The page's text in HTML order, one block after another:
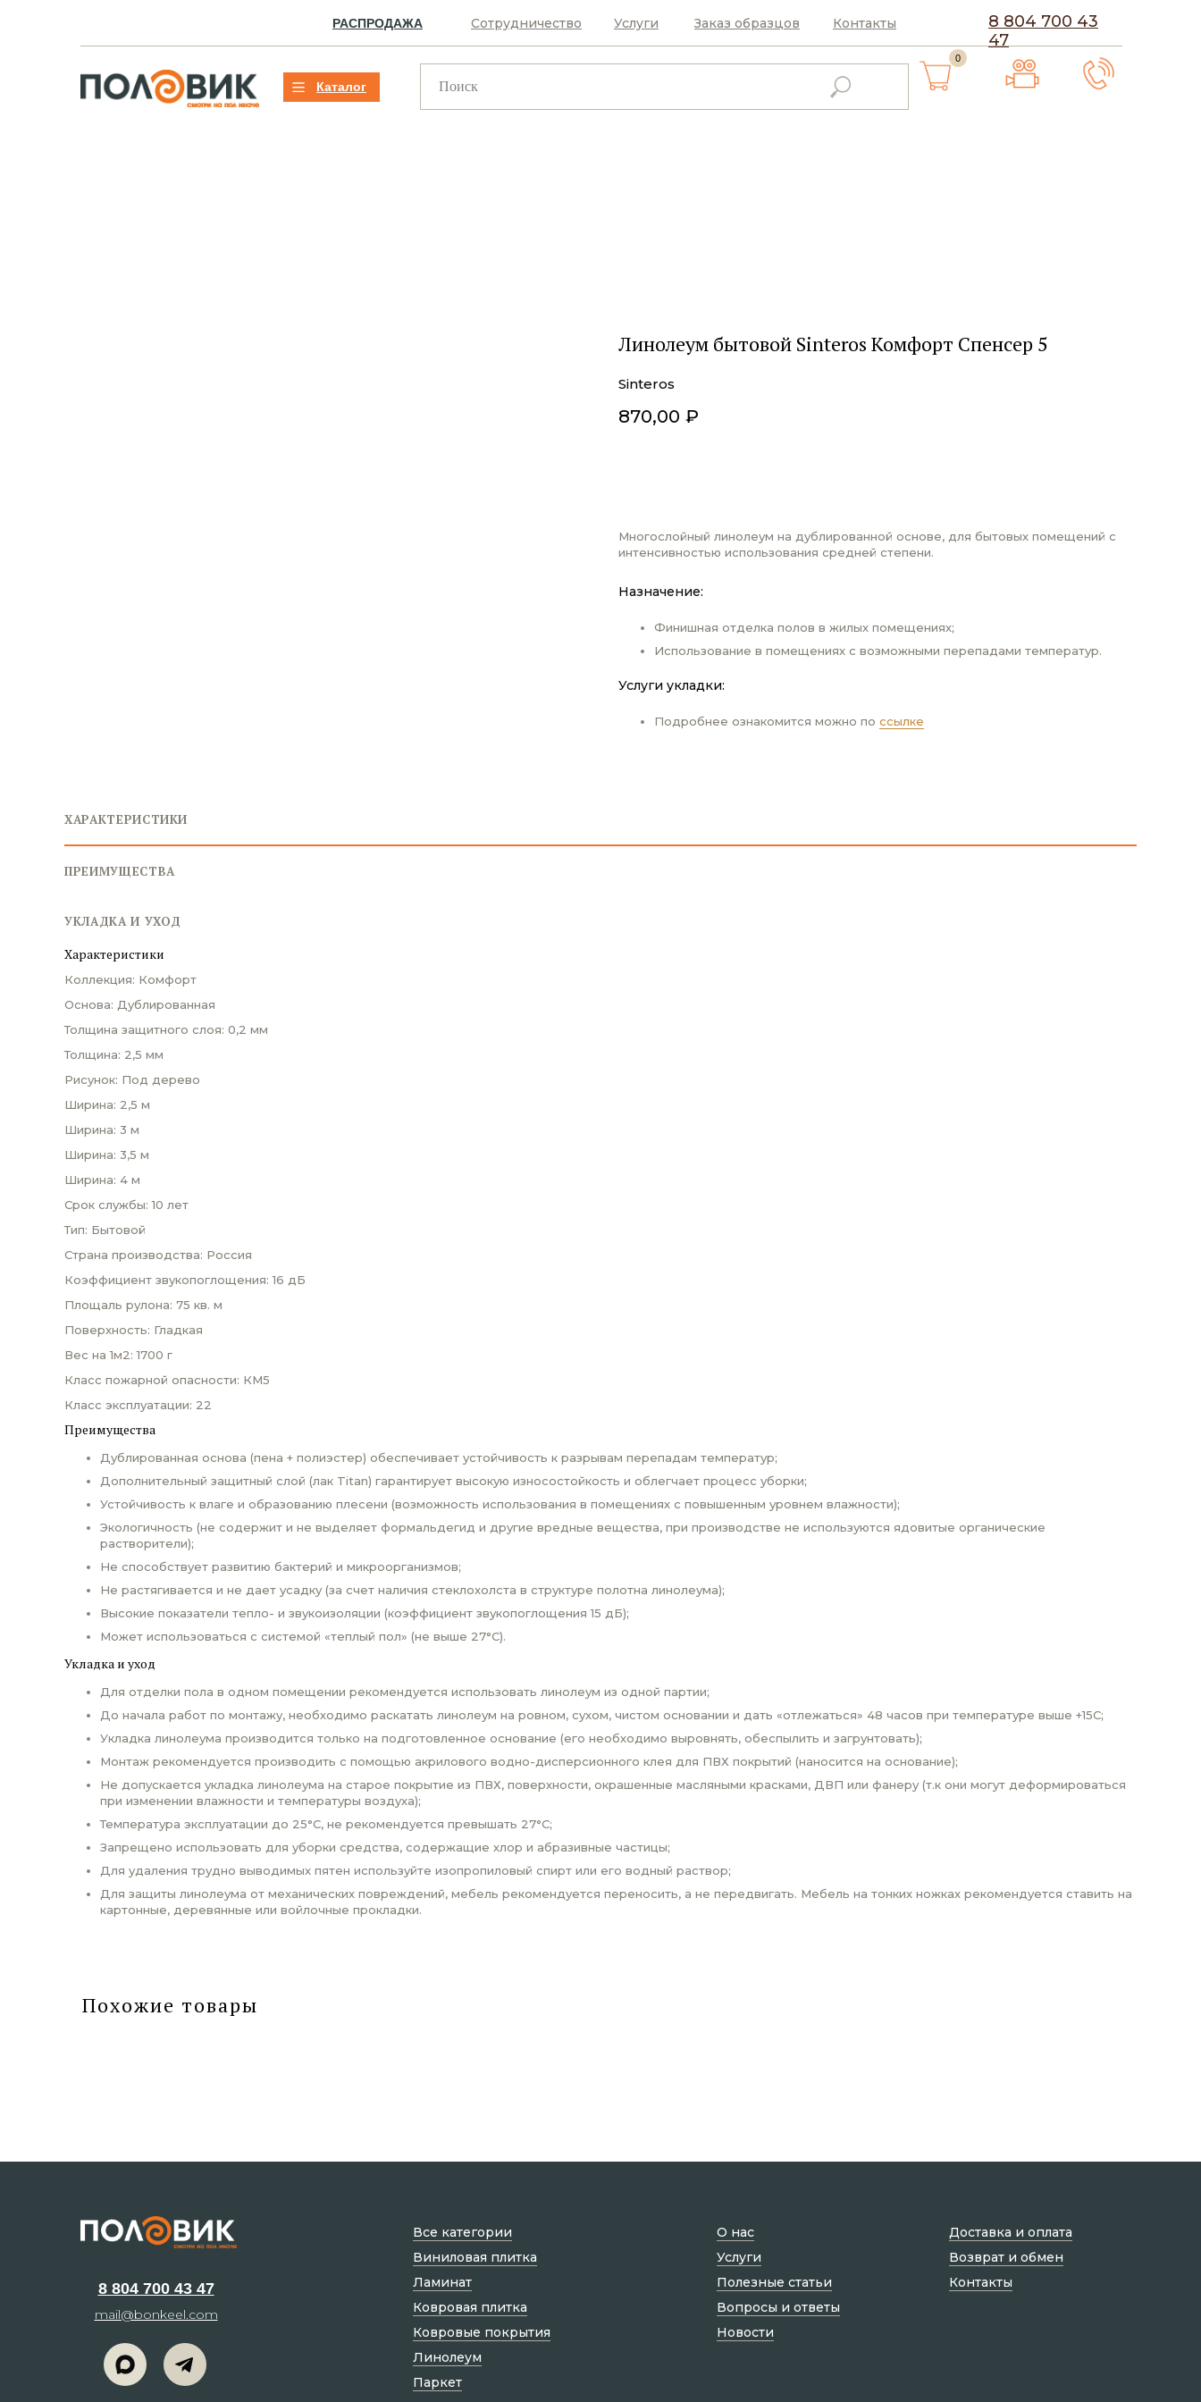
8 804 700 43
47
Услуги
Сотрудничество Контакты
Заказ образцов
РАСПРОДАЖА
0
Каталог
Линолеум бытовой Sinteros Комфорт Спенсер 5
Sinteros
870,00 ₽
Многослойный линолеум на дублированной основе, для бытовых помещений с
интенсивностью использования средней степени.
Назначение:
Финишная отделка полов в жилых помещениях;
Использование в помещениях с возможными перепадами температур.
Услуги укладки:
Подробнее ознакомится можно по ссылке
ХАРАКТЕРИСТИКИ
ПРЕИМУЩЕСТВА
УКЛАДКА И УХОД
Характеристики
Коллекция: Комфорт
Основа: Дублированная
Толщина защитного слоя: 0,2 мм
Толщина: 2,5 мм
Рисунок: Под дерево
Ширина: 2,5 м
Ширина: 3 м
Ширина: 3,5 м
Ширина: 4 м
Срок службы: 10 лет
Тип: Бытовой
Страна производства: Россия
Коэффициент звукопоглощения: 16 дБ
Площаль рулона: 75 кв. м
Поверхность: Гладкая
Вес на 1м2: 1700 г
Класс пожарной опасности: КМ5
Класс эксплуатации: 22
Преимущества
Дублированная основа (пена + полиэстер) обеспечивает устойчивость к разрывам перепадам температур;
Дополнительный защитный слой (лак Titan) гарантирует высокую износостойкость и облегчает процесс уборки;
Устойчивость к влаге и образованию плесени (возможность использования в помещениях с повышенным уровнем влажности);
Экологичность (не содержит и не выделяет формальдегид и другие вредные вещества, при производстве не используются ядовитые органические
растворители);
Не способствует развитию бактерий и микроорганизмов;
Не растягивается и не дает усадку (за счет наличия стеклохолста в структуре полотна линолеума);
Высокие показатели тепло- и звукоизоляции (коэффициент звукопоглощения 15 дБ);
Может использоваться с системой «теплый пол» (не выше 27°С).
Укладка и уход
Для отделки пола в одном помещении рекомендуется использовать линолеум из одной партии;
До начала работ по монтажу, необходимо раскатать линолеум на ровном, сухом, чистом основании и дать «отлежаться» 48 часов при температуре выше +15С;
Укладка линолеума производится только на подготовленное основание (его необходимо выровнять, обеспылить и загрунтовать);
Монтаж рекомендуется производить с помощью акрилового водно-дисперсионного клея для ПВХ покрытий (наносится на основание);
Не допускается укладка линолеума на старое покрытие из ПВХ, поверхности, окрашенные масляными красками, ДВП или фанеру (т.к они могут деформироваться
при изменении влажности и температуры воздуха);
Температура эксплуатации до 25°С, не рекомендуется превышать 27°С;
Запрещено использовать для уборки средства, содержащие хлор и абразивные частицы;
Для удаления трудно выводимых пятен используйте изопропиловый спирт или его водный раствор;
Для защиты линолеума от механических повреждений, мебель рекомендуется переносить, а не передвигать. Мебель на тонких ножках рекомендуется ставить на
картонные, деревянные или войлочные прокладки.
Похожие товары
8 804 700 43 47
mail@bonkeel.com
О нас
Услуги
Полезные статьи
Вопросы и ответы
Новости
Доставка и оплата
Возврат и обмен
Контакты
Все категории
Виниловая плитка
Ламинат
Ковровая плитка
Ковровые покрытия
Линолеум
Паркет